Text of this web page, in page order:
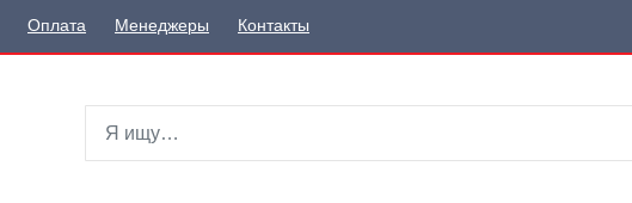
Оплата Менеджеры Контакты